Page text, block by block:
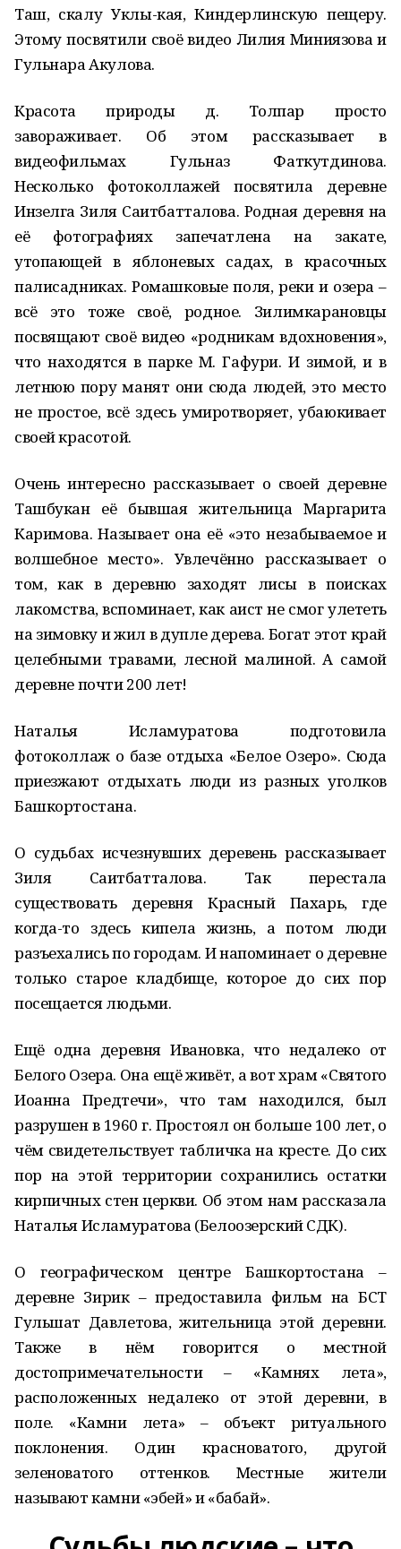
Таш, скалу Уклы-кая, Киндерлинскую пещеру.
Этому посвятили своё видео Лилия Миниязова и
Гульнара Акулова.
Красота природы д. Толпар просто
завораживает. Об этом рассказывает в
видеофильмах Гульназ Фаткутдинова.
Несколько фотоколлажей посвятила деревне
Инзелга Зиля Саитбатталова. Родная деревня на
её фотографиях запечатлена на закате,
утопающей в яблоневых садах, в красочных
палисадниках. Ромашковые поля, реки и озера –
всё это тоже своё, родное. Зилимкарановцы
посвящают своё видео «родникам вдохновения»,
что находятся в парке М. Гафури. И зимой, и в
летнюю пору манят они сюда людей, это место
не простое, всё здесь умиротворяет, убаюкивает
своей красотой.
Очень интересно рассказывает о своей деревне
Ташбукан её бывшая жительница Маргарита
Каримова. Называет она её «это незабываемое и
волшебное место». Увлечённо рассказывает о
том, как в деревню заходят лисы в поисках
лакомства, вспоминает, как аист не смог улететь
на зимовку и жил в дупле дерева. Богат этот край
целебными травами, лесной малиной. А самой
деревне почти 200 лет!
Наталья Исламуратова подготовила
фотоколлаж о базе отдыха «Белое Озеро». Сюда
приезжают отдыхать люди из разных уголков
Башкортостана.
О судьбах исчезнувших деревень рассказывает
Зиля Саитбатталова. Так перестала
существовать деревня Красный Пахарь, где
когда-то здесь кипела жизнь, а потом люди
разъехались по городам. И напоминает о деревне
только старое кладбище, которое до сих пор
посещается людьми.
Ещё одна деревня Ивановка, что недалеко от
Белого Озера. Она ещё живёт, а вот храм «Святого
Иоанна Предтечи», что там находился, был
разрушен в 1960 г. Простоял он больше 100 лет, о
чём свидетельствует табличка на кресте. До сих
пор на этой территории сохранились остатки
кирпичных стен церкви. Об этом нам рассказала
Наталья Исламуратова (Белоозерский СДК).
О географическом центре Башкортостана –
деревне Зирик – предоставила фильм на БСТ
Гульшат Давлетова, жительница этой деревни.
Также в нём говорится о местной
достопримечательности – «Камнях лета»,
расположенных недалеко от этой деревни, в
поле. «Камни лета» – объект ритуального
поклонения. Один красноватого, другой
зеленоватого оттенков. Местные жители
называют камни «эбей» и «бабай».